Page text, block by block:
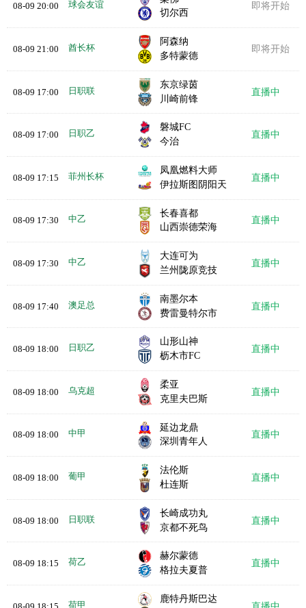
08-09 20:00 球会友谊
切尔西
即将开始
08-09 21:00 酋长杯
阿森纳
多特蒙德
即将开始
08-09 17:00 日职联
东京绿茵
川崎前锋
直播中
08-09 17:00 日职乙
磐城FC
今治
直播中
08-09 17:15 菲州长杯
凤凰燃料大师
伊拉斯图阴阳天
直播中
08-09 17:30 中乙
长春喜都
山西崇德荣海
直播中
08-09 17:30 中乙
大连可为
兰州陇原竞技
直播中
08-09 17:40 澳足总
南墨尔本
费雷曼特尔市
直播中
08-09 18:00 日职乙
山形山神
枥木市FC
直播中
08-09 18:00 乌克超
柔亚
克里夫巴斯
直播中
08-09 18:00 中甲
延边龙鼎
深圳青年人
直播中
08-09 18:00 葡甲
法伦斯
杜连斯
直播中
08-09 18:00 日职联
长崎成功丸
京都不死鸟
直播中
08-09 18:15 荷乙
赫尔蒙德
格拉夫夏普
直播中
荷甲
鹿特丹斯巴达